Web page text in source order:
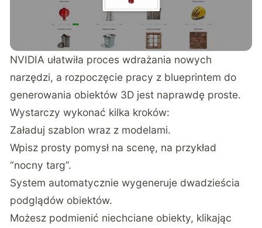
NVIDIA ułatwiła proces wdrażania nowych
narzędzi, a rozpoczęcie pracy z blueprintem do
generowania obiektów 3D jest naprawdę proste.
Wystarczy wykonać kilka kroków:
Załaduj szablon wraz z modelami.
Wpisz prosty pomysł na scenę, na przykład
“nocny targ”.
System automatycznie wygeneruje dwadzieścia
podglądów obiektów.
Możesz podmienić niechciane obiekty, klikając